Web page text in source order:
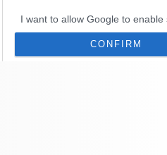
I want to allow Google to
authentication functionality
CONFIRM